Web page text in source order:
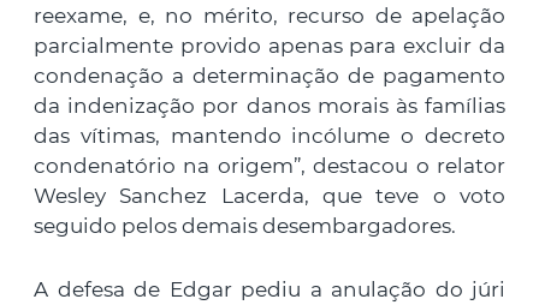
reexame, e, no mérito, recurso de apelação
parcialmente provido apenas para excluir da
condenação a determinação de pagamento
da indenização por danos morais às famílias
das vítimas, mantendo incólume o decreto
condenatório na origem”, destacou o relator
Wesley Sanchez Lacerda, que teve o voto
seguido pelos demais desembargadores.
A defesa de Edgar pediu a anulação do júri